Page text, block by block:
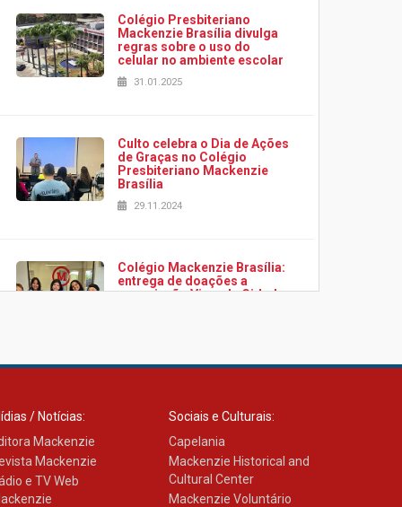
Colégio Presbiteriano
Mackenzie Brasília divulga
regras sobre o uso do
celular no ambiente escolar
31.01.2025
Culto celebra o Dia de Ações
de Graças no Colégio
Presbiteriano Mackenzie
Brasília
29.11.2024
Colégio Mackenzie Brasília:
entrega de doações a
associação Viver da Cidade
curso gratuito de inglês para
25.11.2024
/ Notícias:
Mackenzie
Mackenzie
e TV Web
Sociais e Culturais:
Capelania
Mackenzie Historical and
Cultural Center
Mackenzie Voluntário